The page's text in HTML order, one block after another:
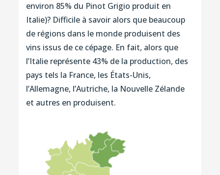
environ 85% du Pinot Grigio produit en
Italie)? Difficile à savoir alors que beaucoup
de régions dans le monde produisent des
vins issus de ce cépage. En fait, alors que
l’Italie représente 43% de la production, des
pays tels la France, les États-Unis,
l’Allemagne, l’Autriche, la Nouvelle Zélande
et autres en produisent.